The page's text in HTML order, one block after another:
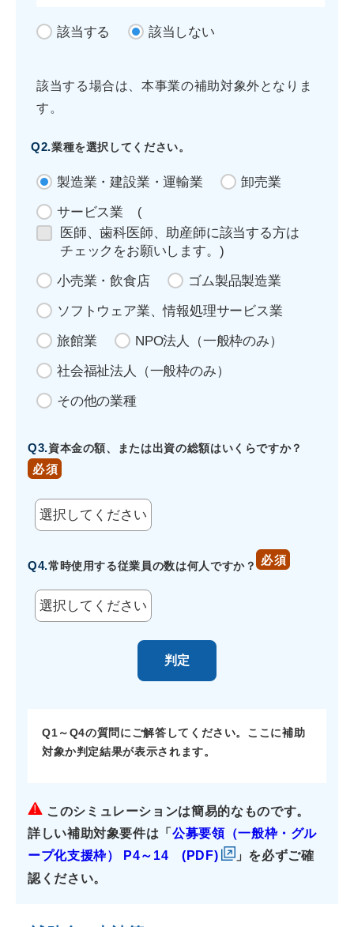
該当する 該当しない
該当する場合は、本事業の補助対象外となりま
す。
Q2.業種を選択してください。
製造業・建設業・運輸業
卸売業
サービス業
(
医師、歯科医師、助産師に該当する方は
チェックをお願いします。 医師、歯科医師、助
)
小売業・飲食店
ゴム製品製造業
ソフトウェア業、情報処理サービス業
旅館業
NPO法人（一般枠のみ）
社会福祉法人（一般枠のみ）
その他の業種
Q3.資本金の額、または出資の総額はいくらですか？
Q4.常時使用する従業員の数は何人ですか？
判定
Q1～Q4の質問にご解答してください。 ここに補助
対象か判定結果が表示されます。
このシミュレーションは簡易的なものです。
詳しい補助対象要件は「公募要領（一般枠・グル
ープ化支援枠） P4～14 (PDF)
」を必ずご確
認ください。